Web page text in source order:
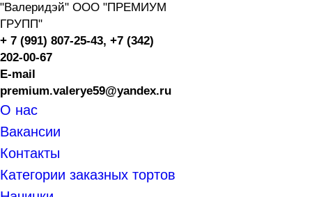
"Валеридэй" ООО "ПРЕМИУМ
ГРУПП"
+ 7 (991) 807-25-43, +7 (342)
202-00-67
E-mail
premium.valerye59@yandex.ru
О нас
Вакансии
Контакты
Категории заказных тортов